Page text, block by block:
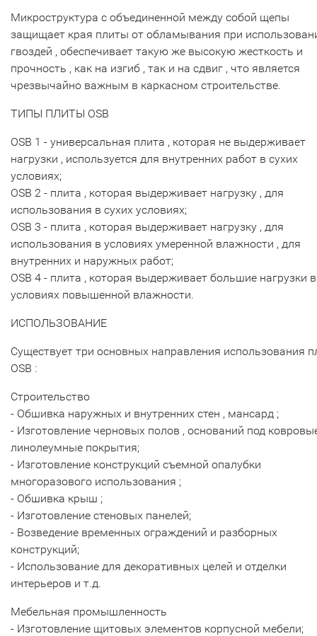
Микроструктура с объединенной между собой щепы
защищает края плиты от обламывания при
гвоздей , обеспечивает такую же высокую жесткость и
прочность , как на изгиб , так и на сдвиг , что является
чрезвычайно важным в каркасном строительстве.
ТИПЫ ПЛИТЫ OSB
OSB 1 - универсальная плита , которая не выдерживает
нагрузки , используется для внутренних работ в сухих
условиях;
OSB 2 - плита , которая выдерживает нагрузку , для
использования в сухих условиях;
OSB 3 - плита , которая выдерживает нагрузку , для
использования в условиях умеренной влажности , для
внутренних и наружных работ;
OSB 4 - плита , которая выдерживает большие нагрузки в
условиях повышенной влажности.
ИСПОЛЬЗОВАНИЕ
Существует три основных направления использования
OSB :
Строительство
- Обшивка наружных и внутренних стен , мансард ;
- Изготовление черновых полов , оснований под
линолеумные покрытия;
- Изготовление конструкций съемной опалубки
многоразового использования ;
- Обшивка крыш ;
- Изготовление стеновых панелей;
- Возведение временных ограждений и разборных
конструкций;
- Использование для декоративных целей и отделки
интерьеров и т.д.
Мебельная промышленность
- Изготовление щитовых элементов корпусной мебели;